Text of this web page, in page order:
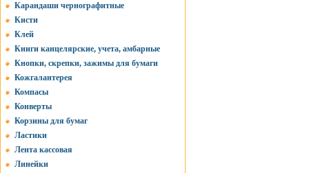
Карандаши чернографитные
Кисти
Клей
Книги канцелярские, учета, амбарные
Кнопки, скрепки, зажимы для бумаги
Кожгалантерея
Компасы
Конверты
Корзины для бумаг
Ластики
Лента кассовая
Линейки